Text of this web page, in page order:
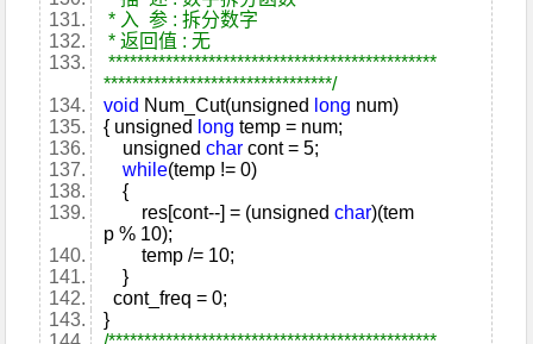
* 入 参 : 拆分数字
* 返回值 : 无
**********************************************
********************************/
void Num_Cut(unsigned long num)
{ unsigned long temp = num;
unsignedchar cont = 5;
while(temp != 0)
{
res[cont--] = (unsignedchar)(tem
p % 10);
temp /= 10;
}
cont_freq = 0;
}